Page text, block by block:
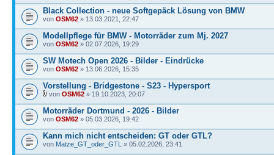
Black Collection - neue Softgepäck Lösung von BMW
von OSM62 » 13.03.2021, 22:47
Modellpflege für BMW - Motorräder zum Mj. 2027
von OSM62 » 02.07.2026, 19:29
SW Motech Open 2026 - Bilder - Eindrücke
von OSM62 » 13.06.2026, 15:35
Vorstellung - Bridgestone - S23 - Hypersport
von OSM62 » 19.10.2023, 20:07
Motorräder Dortmund - 2026 - Bilder
von OSM62 » 05.03.2026, 19:42
Kann mich nicht entscheiden: GT oder GTL?
von Matze_GT_oder_GTL » 05.02.2026, 23:41